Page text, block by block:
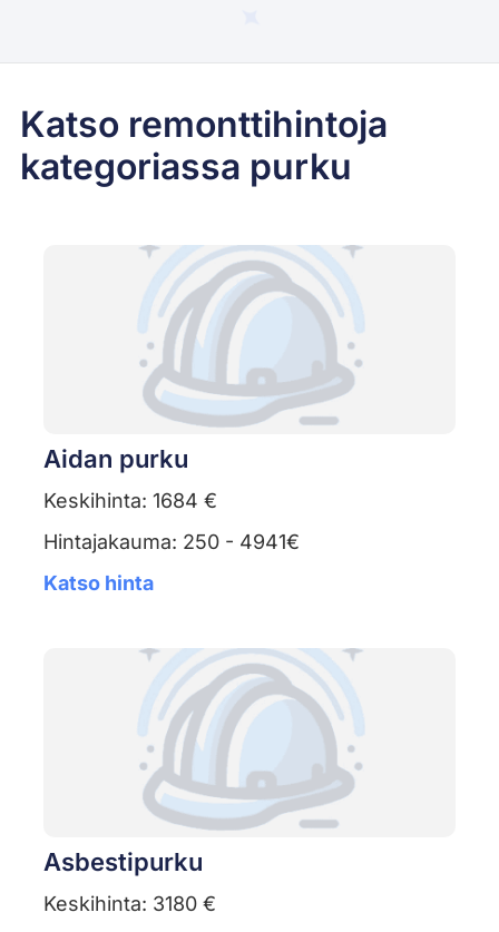
Katso remonttihintoja
kategoriassa purku
Aidan purku
Keskihinta: 1684 €
Hintajakauma: 250 - 4941€
Katso hinta
Asbestipurku
Keskihinta: 3180 €